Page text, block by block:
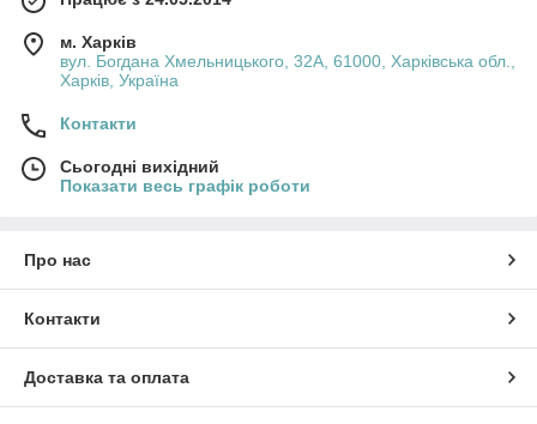
м. Харків
вул. Богдана Хмельницького, 32А, 61000, Харківська обл.,
Харків, Україна
Контакти
Сьогодні вихідний
Показати весь графік роботи
Про нас
Контакти
Доставка та оплата